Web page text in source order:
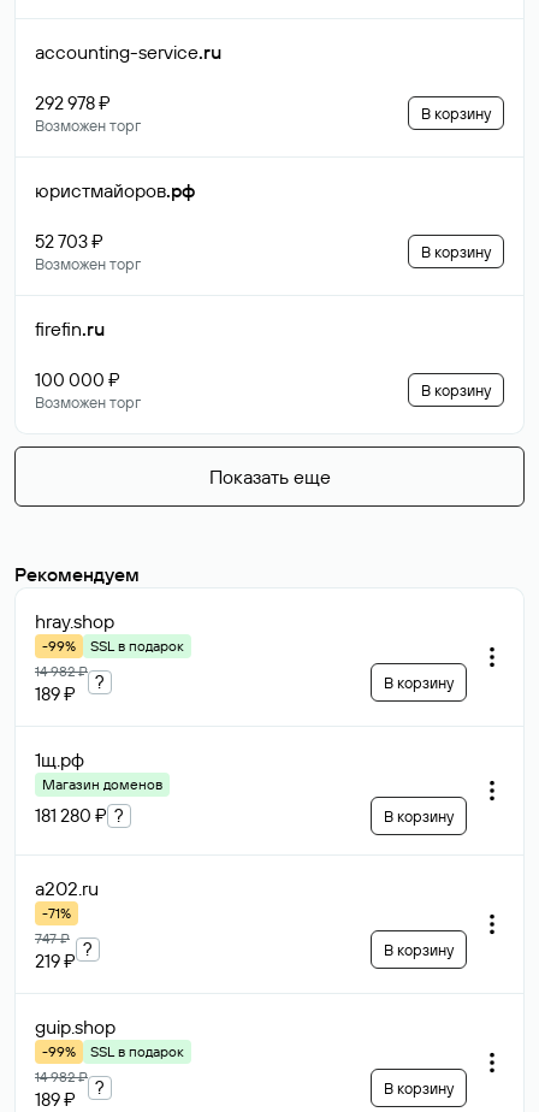
accounting-service.ru
292 978 ₽
Возможен торг
В корзину
юристмайоров.рф
52 703 ₽
Возможен торг
В корзину
firefin.ru
100 000 ₽
Возможен торг
В корзину
Показать еще
Рекомендуем
hray.shop
-99%
SSL в подарок
14 982 ₽
189 ₽
? В корзину
1щ.рф
Магазин доменов
181 280 ₽ ? В корзину
a202.ru
-71%
747 ₽
219 ₽
? В корзину
guip.shop
-99%
SSL в подарок
14 982 ₽
189 ₽
? В корзину